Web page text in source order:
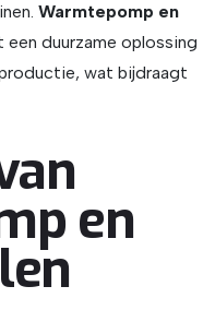
Warmtepomp en
een duurzame oplossing
wat bijdraagt
en